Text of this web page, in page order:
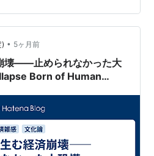
• 5ヶ月前
壊――止められなかった大
Born of Human
）